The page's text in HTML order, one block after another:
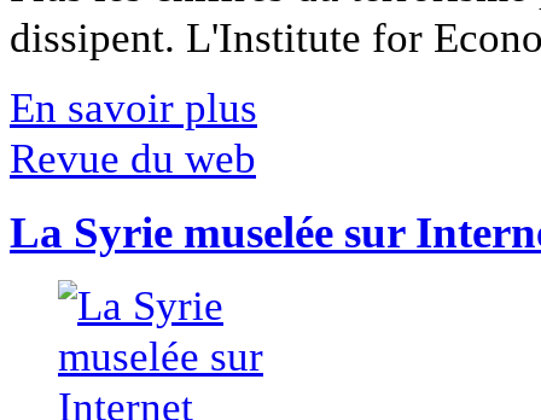
dissipent. L'Institute for
En savoir plus
Revue du web
La Syrie muselée sur